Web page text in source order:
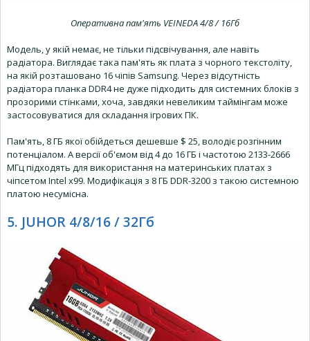
Оперативна пам'ять VEINEDA 4/8 / 16Гб
Модель, у якій немає, не тільки підсвічування, але навіть
радіатора. Виглядає така пам'ять як плата з чорного текстоліту,
на якій розташовано 16 чіпів Samsung. Через відсутність
радіатора планка DDR4 не дуже підходить для системних блоків з
прозорими стінками, хоча, завдяки невеликим таймінгам може
застосовуватися для складання ігрових ПК.
Пам'ять, 8 ГБ якої обійдеться дешевше $ 25, володіє розгінним
потенціалом. А версії об'ємом від 4 до 16 ГБ і частотою 2133-2666
МГц підходять для використання на материнських платах з
чіпсетом Intel x99. Модифікація з 8 ГБ DDR-3200 з такою системною
платою несумісна.
5. JUHOR 4/8/16 / 32Гб